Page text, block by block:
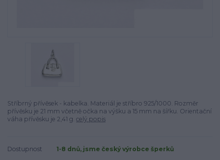
Stříbrný přívěsek - kabelka. Materiál je stříbro 925/1000. Rozměr
přívěsku je 21 mm včetně očka na výšku a 15 mm na šířku. Orientační
váha přívěsku je 2,41 g. celý popis
Dostupnost 1-8 dnů, jsme český výrobce šperků